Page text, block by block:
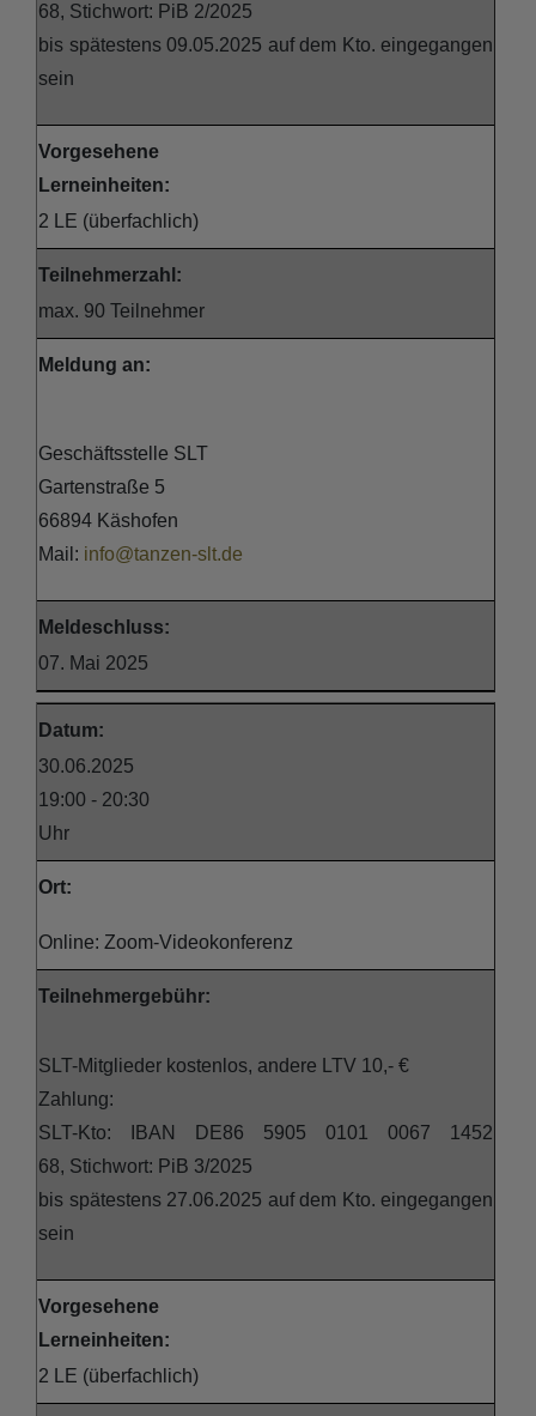
68, Stichwort: PiB 2/2025
bis spätestens 09.05.2025 auf dem Kto. eingegangen
sein
Vorgesehene
Lerneinheiten:
2 LE (überfachlich)
Teilnehmerzahl:
max. 90 Teilnehmer
Meldung an:
Geschäftsstelle SLT
Gartenstraße 5
66894 Käshofen
Mail: info@tanzen-slt.de
Meldeschluss:
07. Mai 2025
Datum:
30.06.2025
19:00 - 20:30
Uhr
Ort:
Online: Zoom-Videokonferenz
Teilnehmergebühr:
SLT-Mitglieder kostenlos, andere LTV 10,- €
Zahlung:
SLT-Kto: IBAN DE86 5905 0101 0067 1452
68, Stichwort: PiB 3/2025
bis spätestens 27.06.2025 auf dem Kto. eingegangen
sein
Vorgesehene
Lerneinheiten:
2 LE (überfachlich)